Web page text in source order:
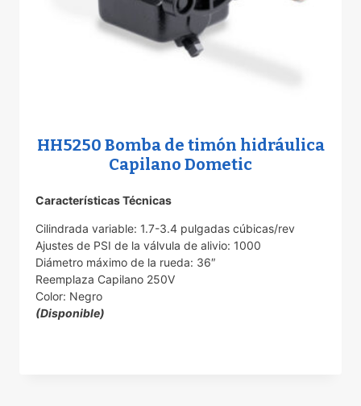
HH5250 Bomba de timón hidráulica
Capilano Dometic
Características Técnicas
Cilindrada variable: 1.7-3.4 pulgadas cúbicas/rev
Ajustes de PSI de la válvula de alivio: 1000
Diámetro máximo de la rueda: 36″
Reemplaza Capilano 250V
Color: Negro
(Disponible)